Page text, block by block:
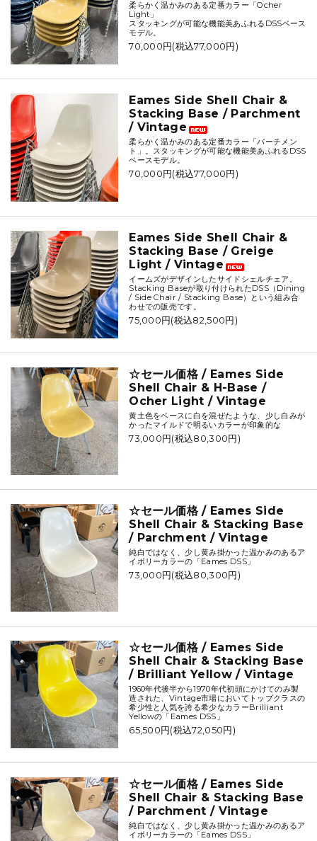
柔らかく温かみのある定番カラー「Ocher
Light」
スタッキングが可能な機能美あふれるDSSベース
モデル。
70,000円(税込77,000円)
Eames Side Shell Chair &
Stacking Base / Parchment
/ Vintage
柔らかく温かみのある定番カラー「パーチメン
ト」。スタッキングが可能な機能美あふれるDSS
ベースモデル。
70,000円(税込77,000円)
Eames Side Shell Chair &
Stacking Base / Greige
Light / Vintage
イームズがデザインしたサイドシェルチェア。
Stacking Baseが取り付けられたDSS（Dining
/ Side Chair / Stacking Base）という組み合
わせでの販売です。
75,000円(税込82,500円)
☆セール価格 / Eames Side
Shell Chair & H-Base /
Ocher Light / Vintage
黄土色をベースに白を混ぜたような、少し白みが
かったマイルドで明るいカラーが印象的な
73,000円(税込80,300円)
☆セール価格 / Eames Side
Shell Chair & Stacking Base
/ Parchment / Vintage
純白ではなく、少し黄み掛かった温かみのあるア
イボリーカラーの「Eames DSS」
73,000円(税込80,300円)
☆セール価格 / Eames Side
Shell Chair & Stacking Base
/ Brilliant Yellow / Vintage
1960年代後半から1970年代初頭にかけてのみ製
造された、Vintage市場においてトップクラスの
希少性と人気を誇る希少なカラーBrilliant
Yellowの「Eames DSS」
65,500円(税込72,050円)
☆セール価格 / Eames Side
Shell Chair & Stacking Base
/ Parchment / Vintage
純白ではなく、少し黄み掛かった温かみのあるア
イボリーカラーの「Eames DSS」